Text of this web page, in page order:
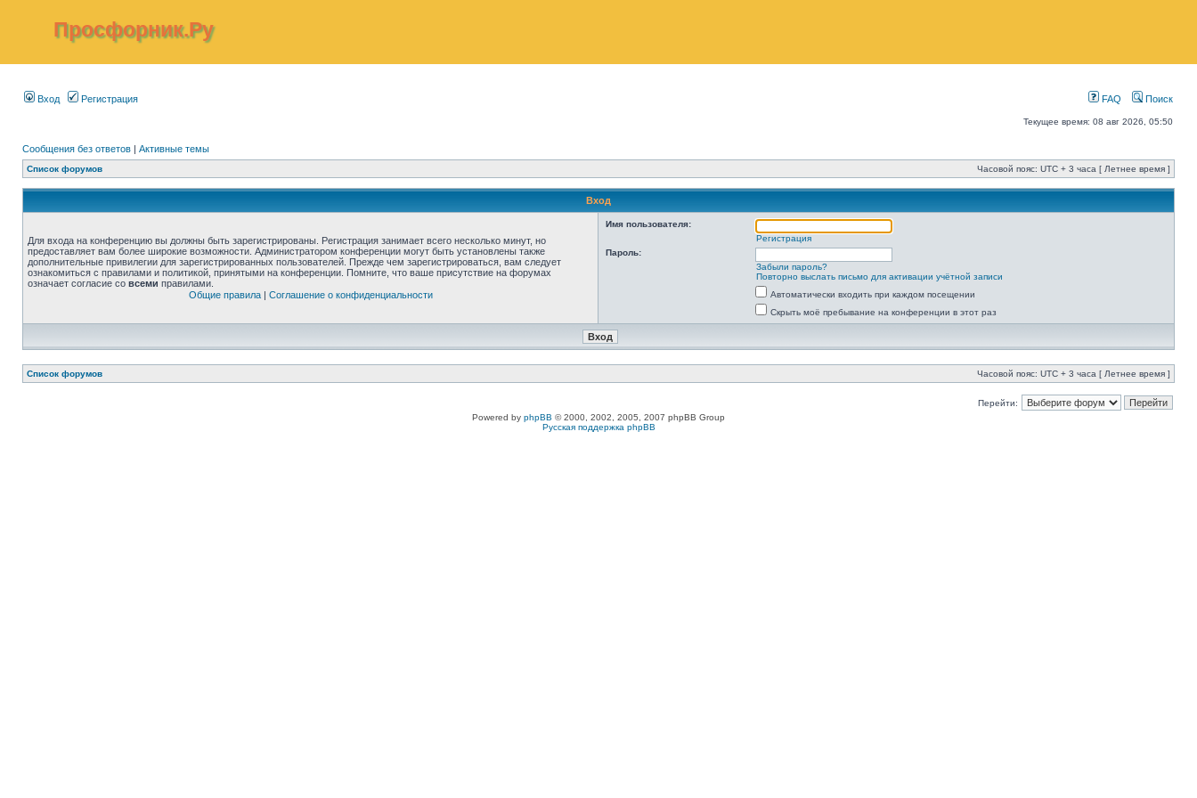
Просфорник.Ру
Вход Регистрация FAQ Поиск
Текущее время: 08 авг 2026, 05:50
Сообщения без ответов | Активные темы
Список форумов Часовой пояс: UTC + 3 часа [ Летнее время ]
Вход
Для входа на конференцию вы должны быть зарегистрированы. Регистрация занимает всего несколько минут, но
предоставляет вам более широкие возможности. Администратором конференции могут быть установлены также
дополнительные привилегии для зарегистрированных пользователей. Прежде чем зарегистрироваться, вам следует
ознакомиться с правилами и политикой, принятыми на конференции. Помните, что ваше присутствие на форумах
означает согласие со всеми правилами.
Общие правила| Соглашение о конфиденциальности
Имя пользователя:
Регистрация
Пароль:
Забыли пароль?
Повторно выслать письмо для активации учётной записи
Автоматически входить при каждом посещении
Скрыть моё пребывание на конференции в этот раз
Список форумов Часовой пояс: UTC + 3 часа [ Летнее время ]
Перейти:
Powered by phpBB © 2000, 2002, 2005, 2007 phpBB Group
Русская поддержка phpBB